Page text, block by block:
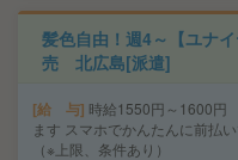
髪色自由！週4～【ユナ
売 北広島[派遣]
給 与 時給1550円～1600円
ます スマホでかんたんに前払
（※上限、条件あり）